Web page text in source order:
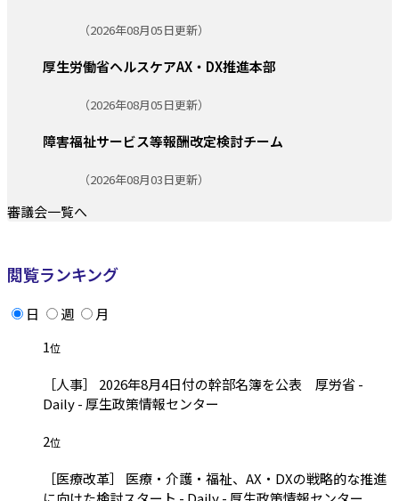
（2026年08月05日更新）
厚生労働省ヘルスケアAX・DX推進本部
（2026年08月05日更新）
障害福祉サービス等報酬改定検討チーム
（2026年08月03日更新）
審議会一覧へ
閲覧ランキング
日 週
月
1位
［人事］ 2026年8月4日付の幹部名簿を公表 厚労省 -
Daily - 厚生政策情報センター
2位
［医療改革］ 医療・介護・福祉、AX・DXの戦略的な推進